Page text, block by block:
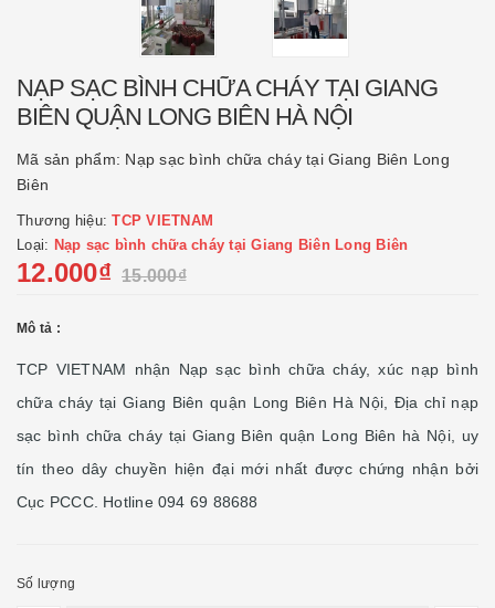
NẠP SẠC BÌNH CHỮA CHÁY TẠI GIANG
BIÊN QUẬN LONG BIÊN HÀ NỘI
Mã sản phẩm: Nạp sạc bình chữa cháy tại Giang Biên Long
Biên
Thương hiệu:TCP VIETNAM
Loại: Nạp sạc bình chữa cháy tại Giang Biên Long Biên
12.000₫ 15.000₫
Mô tả :
TCP VIETNAM nhận Nạp sạc bình chữa cháy, xúc nạp bình
chữa cháy tại Giang Biên quận Long Biên Hà Nội, Địa chỉ nạp
sạc bình chữa cháy tại Giang Biên quận Long Biên hà Nội, uy
tín theo dây chuyền hiện đại mới nhất được chứng nhận bởi
Cục PCCC. Hotline 094 69 88688
Số lượng